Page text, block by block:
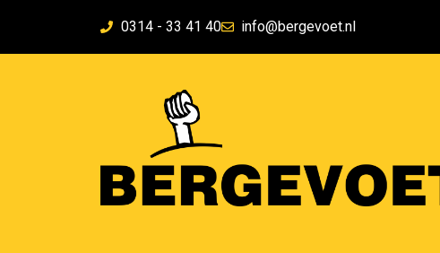
0314 - 33 41 40 info@bergevoet.nl